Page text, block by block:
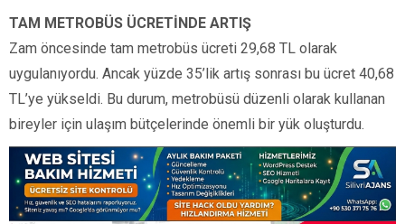
TAM METROBÜS ÜCRETİNDE ARTIŞ
Zam öncesinde tam metrobüs ücreti 29,68 TL olarak
uygulanıyordu. Ancak yüzde 35’lik artış sonrası bu ücret 40,68
TL’ye yükseldi. Bu durum, metrobüsü düzenli olarak kullanan
bireyler için ulaşım bütçelerinde önemli bir yük oluşturdu.